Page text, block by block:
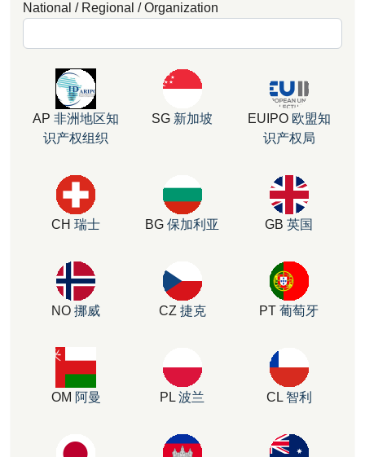
National / Regional / Organization
AP 非洲地区知
识产权组织
SG 新加坡 EUIPO 欧盟知
识产权局
CH 瑞士 BG 保加利亚 GB 英国
NO 挪威 CZ 捷克 PT 葡萄牙
OM 阿曼 PL 波兰 CL 智利